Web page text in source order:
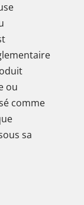
ou
comme
sa